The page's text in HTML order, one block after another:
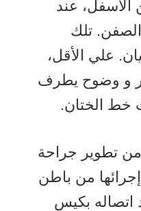
عند
تلك
علي الأقل،
و وضوح يطرف
خط الختان.
تطوير جراحة
من باطن
بكيس